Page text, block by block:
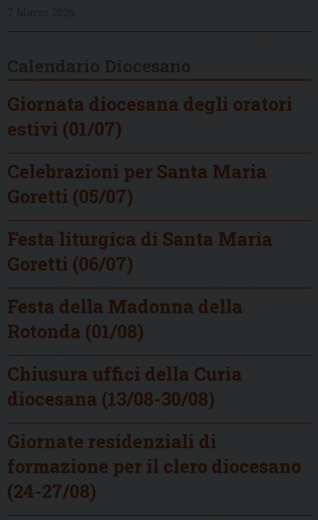
Giornata diocesana degli oratori
estivi (01/07)
Celebrazioni per Santa Maria
Goretti (05/07)
Festa liturgica di Santa Maria
Goretti (06/07)
Festa della Madonna della
Rotonda (01/08)
Chiusura uffici della Curia
diocesana (13/08-30/08)
Giornate residenziali di
formazione per il clero diocesano
(24-27/08)